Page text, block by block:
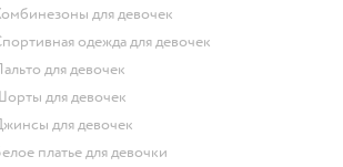
Комбинезоны для девочек
Спортивная одежда для девочек
Пальто для девочек
Шорты для девочек
Джинсы для девочек
Белое платье для девочки